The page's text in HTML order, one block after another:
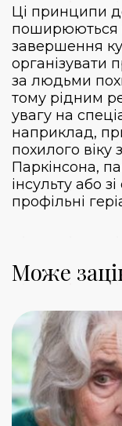
Ці принципи
поширюються
завершення
організувати
за людьми
тому рідним
увагу на
наприклад,
похилого віку
Паркінсона,
інсульту або
профільні
Може